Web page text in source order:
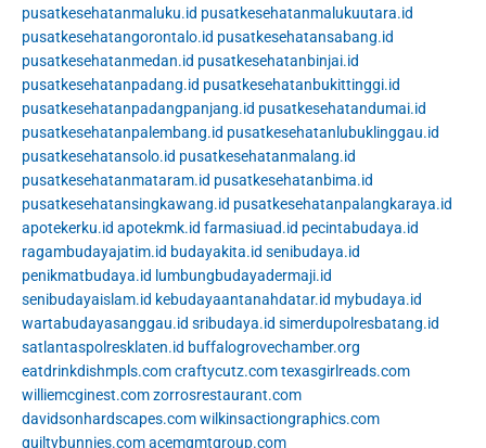
pusatkesehatanmaluku.id pusatkesehatanmalukuutara.id
pusatkesehatangorontalo.id pusatkesehatansabang.id
pusatkesehatanmedan.id pusatkesehatanbinjai.id
pusatkesehatanpadang.id pusatkesehatanbukittinggi.id
pusatkesehatanpadangpanjang.id pusatkesehatandumai.id
pusatkesehatanpalembang.id pusatkesehatanlubuklinggau.id
pusatkesehatansolo.id pusatkesehatanmalang.id
pusatkesehatanmataram.id pusatkesehatanbima.id
pusatkesehatansingkawang.id pusatkesehatanpalangkaraya.id
apotekerku.id apotekmk.id farmasiuad.id pecintabudaya.id
ragambudayajatim.id budayakita.id senibudaya.id
penikmatbudaya.id lumbungbudayadermaji.id
senibudayaislam.id kebudayaantanahdatar.id mybudaya.id
wartabudayasanggau.id sribudaya.id simerdupolresbatang.id
satlantaspolresklaten.id buffalogrovechamber.org
eatdrinkdishmpls.comcraftycutz.comtexasgirlreads.com
williemcginest.comzorrosrestaurant.com
davidsonhardscapes.comwilkinsactiongraphics.com
guiltybunnies.comacemgmtgroup.com